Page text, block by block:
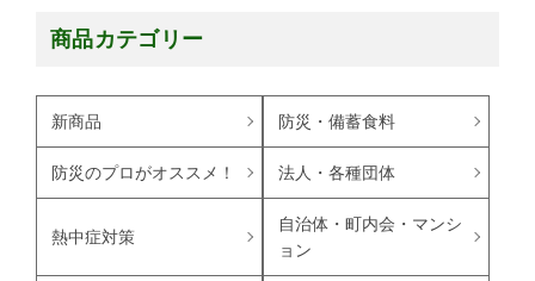
商品カテゴリー
新商品 防災・備蓄食料
防災のプロがオススメ！ 法人・各種団体
熱中症対策
自治体・町内会・マンシ
ョン